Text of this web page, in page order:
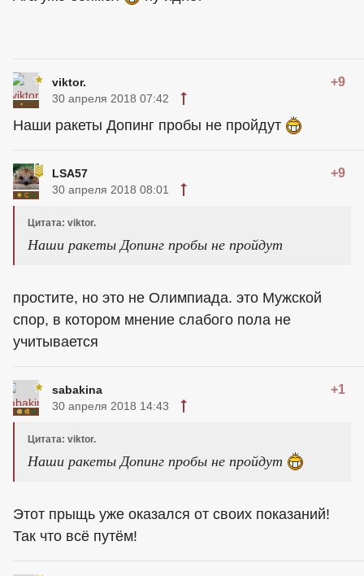
viktor. +9
30 апреля 2018 07:42
Наши ракеты Допинг пробы не пройдут
LSA57 +9
30 апреля 2018 08:01
Цитата: viktor.
Наши ракеты Допинг пробы не пройдут
простите, но это не Олимпиада. это Мужской
спор, в котором мнение слабого пола не
учитывается
sabakina +1
30 апреля 2018 14:43
Цитата: viktor.
Наши ракеты Допинг пробы не пройдут
Этот прыщь уже оказался от своих показаний!
Так что всё путём!